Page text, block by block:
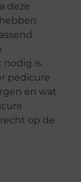
deze
is.
pedicure
en wat
op de